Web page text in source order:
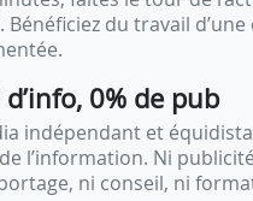
Bénéficiez du travail d’une
0% de pub
indépendant et
l’information. Ni
ni conseil, ni